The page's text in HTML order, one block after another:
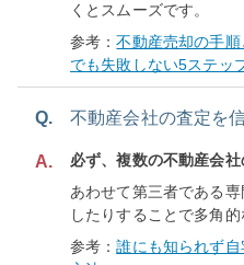
くとスムーズです。
参考：不動産売却の手
でも失敗しない5ステッ
Q. 不動産会社の査定を
A.
必ず、複数の不動産会社
あわせて第三者である
したりすることで多角
参考：誰にも知られず